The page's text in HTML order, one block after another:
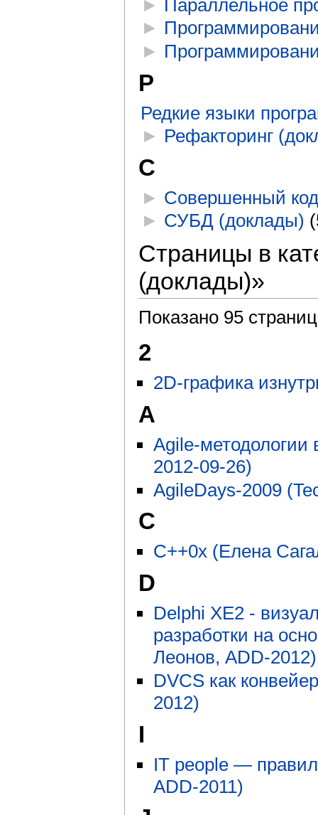
► Параллельное
►
►
Р
Редкие языки
► Рефакторинг
С
► Совершенный
► СУБД (доклады)
Страницы в
(доклады)»
Показано 95
2
2D-графика
A
Agile-методологии
2012-09-26)
AgileDays-2009
C
C++0x (Елена
D
Delphi XE2 -
разработки на
Леонов, ADD-2012)
DVCS как
2012)
I
IT people —
ADD-2011)